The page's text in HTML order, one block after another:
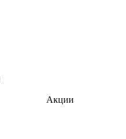
Акции